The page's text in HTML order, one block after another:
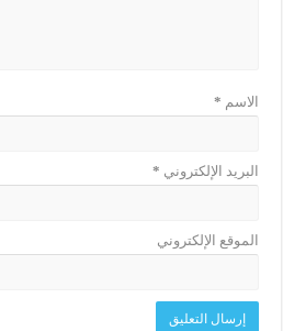
الاسم *
البريد الإلكتروني *
الموقع الإلكتروني